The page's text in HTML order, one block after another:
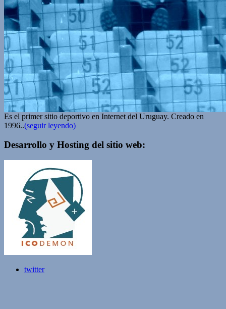
Es el primer sitio deportivo en Internet del Uruguay. Creado en
1996..(seguir leyendo)
Desarrollo y Hosting del sitio web:
twitter